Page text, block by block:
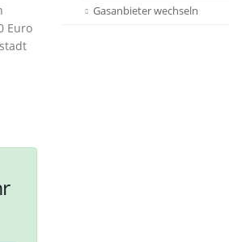
Euro
Gasanbieter wechseln